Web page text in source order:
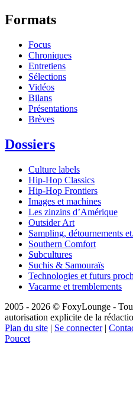
Formats
Focus
Chroniques
Entretiens
Sélections
Vidéos
Bilans
Présentations
Brèves
Dossiers
Culture labels
Hip-Hop Classics
Hip-Hop Frontiers
Images et machines
Les zinzins d’Amérique
Outsider Art
Sampling, détournements
Southern Comfort
Subcultures
Suchis & Samouraïs
Technologies et futurs
Vacarme et tremblements
2005 - 2026 © FoxyLounge -
autorisation explicite de la
Plan du site | Se connecter|
Poucet